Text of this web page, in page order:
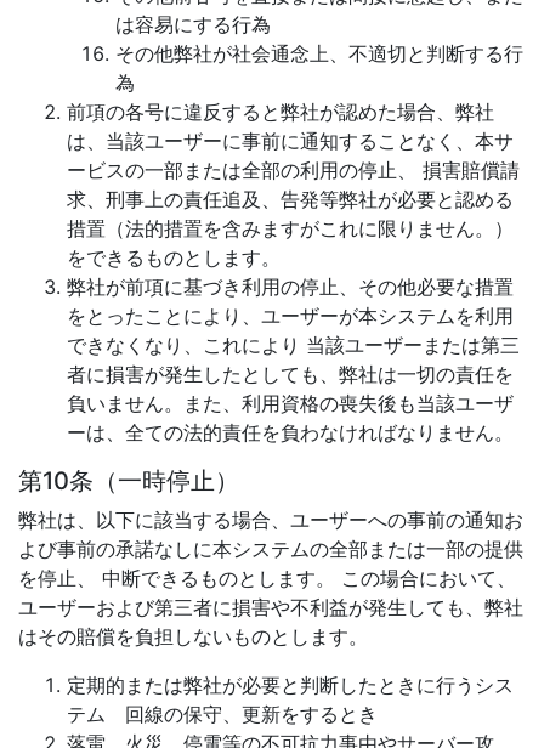
は容易にする行為
その他弊社が社会通念上、不適切と判断する行
為
前項の各号に違反すると弊社が認めた場合、弊社
は、当該ユーザーに事前に通知することなく、本サ
ービスの一部または全部の利用の停止、 損害賠償請
求、刑事上の責任追及、告発等弊社が必要と認める
措置（法的措置を含みますがこれに限りません。）
をできるものとします。
弊社が前項に基づき利用の停止、その他必要な措置
をとったことにより、ユーザーが本システムを利用
できなくなり、これにより 当該ユーザーまたは第三
者に損害が発生したとしても、弊社は一切の責任を
負いません。また、利用資格の喪失後も当該ユーザ
ーは、全ての法的責任を負わなければなりません。
第10条（一時停止）
弊社は、以下に該当する場合、ユーザーへの事前の通知お
よび事前の承諾なしに本システムの全部または一部の提供
を停止、 中断できるものとします。 この場合において、
ユーザーおよび第三者に損害や不利益が発生しても、弊社
はその賠償を負担しないものとします。
定期的または弊社が必要と判断したときに行うシス
テム 回線の保守、更新をするとき
落雷、火災、停電等の不可抗力事由やサーバー攻